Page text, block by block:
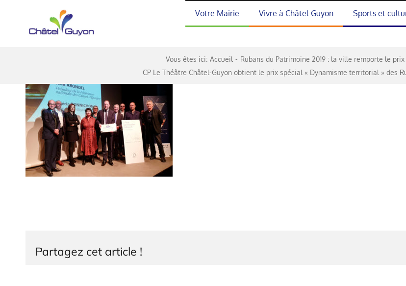
Votre Mairie Vivre à Châtel-Guyon Sports et
Vous êtes ici: Accueil
Rubans du Patrimoine 2019 : la ville remporte le
CP Le Théâtre Châtel-Guyon obtient le prix spécial « Dynamisme territorial » des
Partagez cet article !